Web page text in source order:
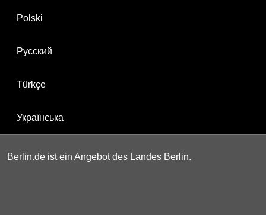
Polski
Русский
Türkçe
Українська
Berlin.de ist ein Angebot des Landes Berlin.